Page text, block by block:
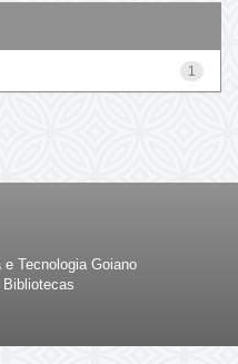
1
Tecnologia Goiano